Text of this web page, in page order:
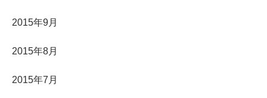
2015年9月
2015年8月
2015年7月